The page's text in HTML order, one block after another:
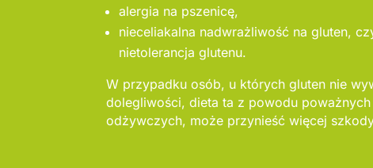
alergia na pszenicę,
nieceliakalna nadwrażliwość na gluten,
nietolerancja glutenu.
W przypadku osób, u których gluten nie
dolegliwości, dieta ta z powodu poważnych
odżywczych, może przynieść więcej